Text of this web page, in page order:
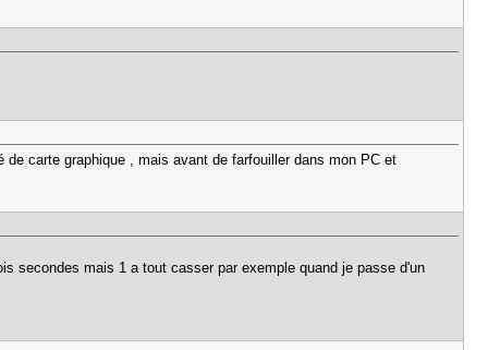
carte graphique , mais avant de farfouiller dans mon PC et
secondes mais 1 a tout casser par exemple quand je passe d'un